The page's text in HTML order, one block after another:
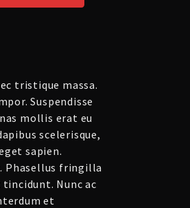
tristique massa.
Suspendisse
mollis erat eu
scelerisque,
sapien.
Phasellus fringilla
Nunc ac
et